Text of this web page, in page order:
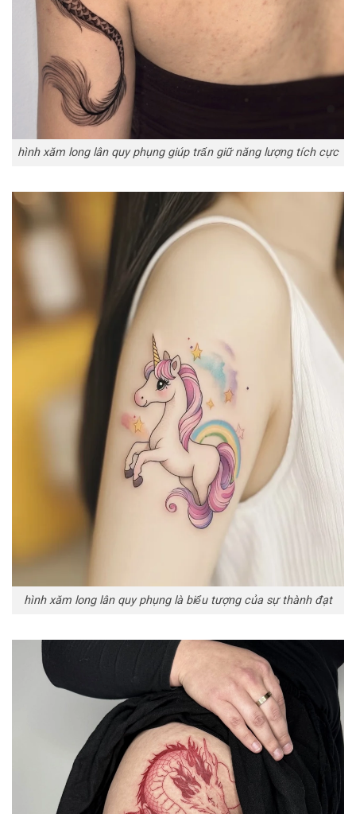
hình xăm long lân quy phụng giúp trấn giữ năng lượng tích cực
hình xăm long lân quy phụng là biểu tượng của sự thành đạt